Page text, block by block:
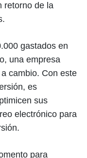
retorno de la
gastados en
una empresa
cambio. Con este
es
sus
electrónico para
para